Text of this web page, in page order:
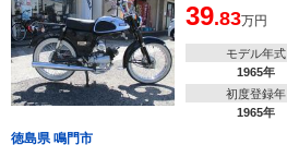
39.83万円
モデル年式
1965年
初度登録年
1965年
徳島県 鳴門市